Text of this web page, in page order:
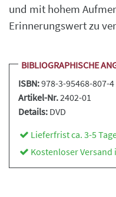
und mit hohem
Erinnerungswert zu
BIBLIOGRAPHISCHE
ISBN:978-3-95468-807-4
Artikel-Nr.2402-01
Details: DVD
Lieferfrist ca. 3-5
Kostenloser